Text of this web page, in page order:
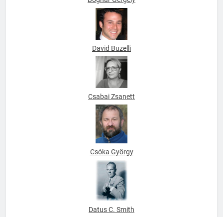
David Buzelli
Csabai Zsanett
Csóka György
Datus C. Smith